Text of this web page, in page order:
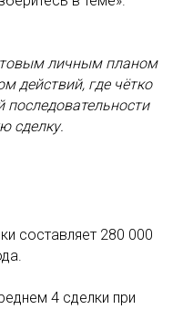
личным планом
действий, где чётко
последовательности
сделку.
составляет 280 000
4 сделки при